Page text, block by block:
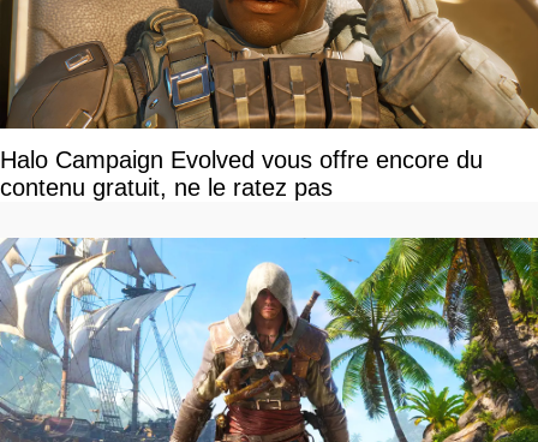
Halo Campaign Evolved vous offre encore du
contenu gratuit, ne le ratez pas